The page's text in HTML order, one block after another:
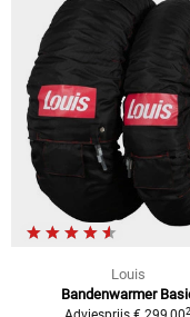
Louis
Bandenwarmer
2